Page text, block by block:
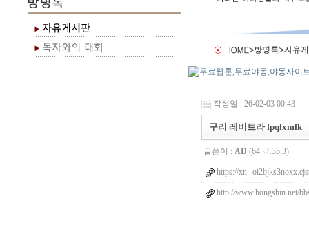
작성일 : 26-02-03 00:43
구리 레비트라 fpqlxmfk
글쓴이 : AD (64.♡.35.3)
https://xn--
http://www.hongshin.net/